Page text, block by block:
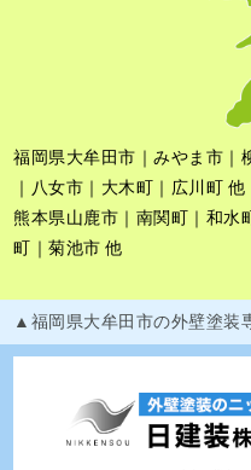
福岡県大牟田市｜みやま市｜
｜八女市｜大木町｜広川町 他
熊本県山鹿市｜南関町｜和水
町｜菊池市 他
▲福岡県大牟田市の外壁塗装